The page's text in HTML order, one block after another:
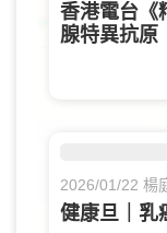
香港電台《
腺特異抗原
2026/01/22 楊
健康旦｜乳